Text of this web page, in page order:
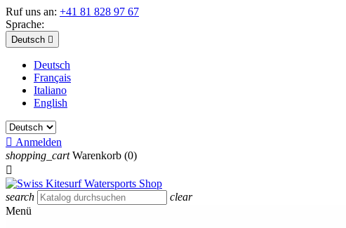
Ruf uns an: +41 81 828 97 67
Sprache:
Deutsch 
Deutsch
Français
Italiano
English
 Anmelden
shopping_cart Warenkorb (0)

search
clear
Menü